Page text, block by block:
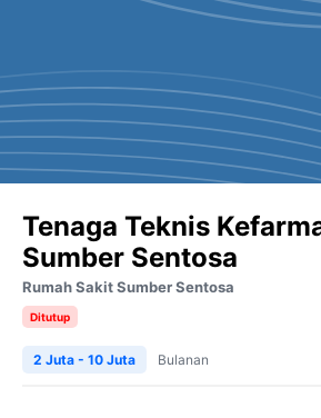
Tenaga Teknis
Sumber Sentosa
Rumah Sakit Sumber Sentosa
Ditutup
2 Juta - 10 Juta Bulanan